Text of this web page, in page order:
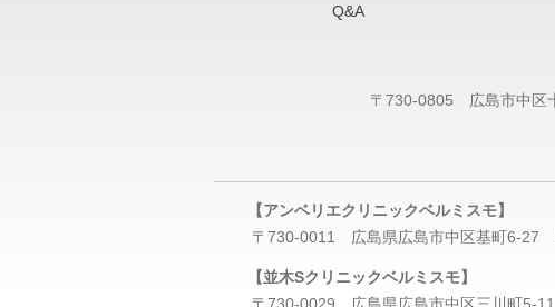
Q&A
〒730-0805 広島市中区
【アンベリエクリニックベルミスモ】
〒730-0011 広島県広島市中区基町6-27
【並木Sクリニックベルミスモ】
〒730-0029
広島県広島市中区三川町5-11